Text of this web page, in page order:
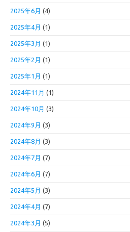
2025年6月 (4)
2025年4月 (1)
2025年3月 (1)
2025年2月 (1)
2025年1月 (1)
2024年11月 (1)
2024年10月 (3)
2024年9月 (3)
2024年8月 (3)
2024年7月 (7)
2024年6月 (7)
2024年5月 (3)
2024年4月 (7)
2024年3月 (5)